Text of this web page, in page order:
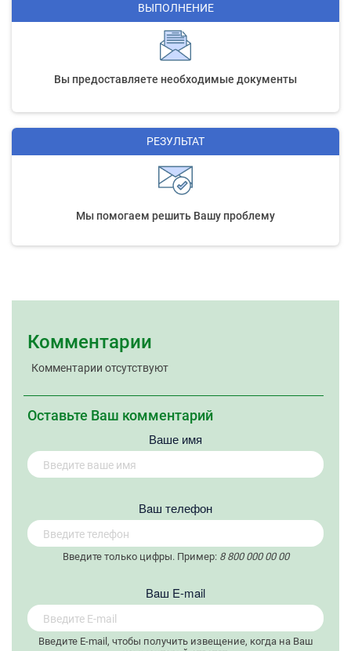
ВЫПОЛНЕНИЕ
Вы предоставляете необходимые документы
РЕЗУЛЬТАТ
Мы помогаем решить Вашу проблему
Комментарии
Комментарии отсутствуют
Оставьте Ваш комментарий
Ваше имя
Вaш телефон
Введите только цифры. Пример: 8 800 000 00 00
Вaш E-mail
Введите E-mail, чтобы получить извещение, когда на Ваш